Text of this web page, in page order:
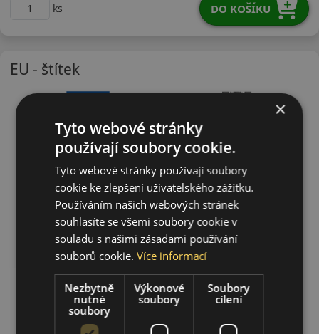
ks DO KOŠÍKU
EU - štítek
×
Tyto webové stránky
používají soubory cookie.
Tyto webové stránky používají soubory
cookie ke zlepšení uživatelského zážitku.
Používáním našich webových stránek
souhlasíte se všemi soubory cookie v
souladu s našimi zásadami používání
souborů cookie.Více informací
Nezbytně
nutné
soubory
Výkonové
soubory
Soubory
cílení